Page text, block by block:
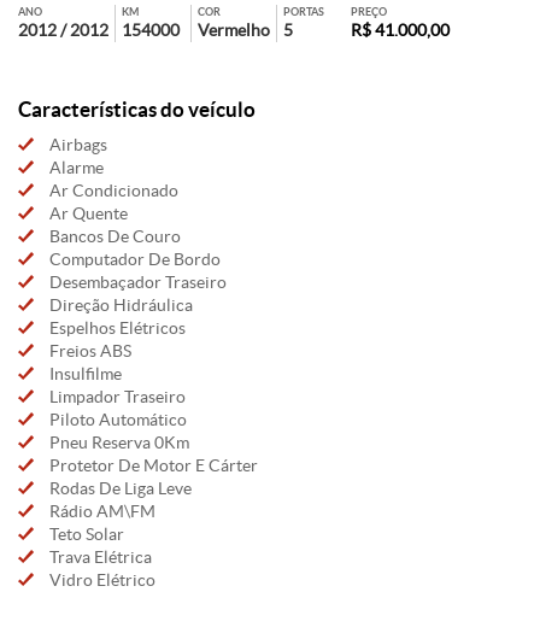
ANO
2012 / 2012
KM
154000
COR
Vermelho
PORTAS
5
PREÇO
R$ 41.000,00
Características do veículo
Airbags
Alarme
Ar Condicionado
Ar Quente
Bancos De Couro
Computador De Bordo
Desembaçador Traseiro
Direção Hidráulica
Espelhos Elétricos
Freios ABS
Insulfilme
Limpador Traseiro
Piloto Automático
Pneu Reserva 0Km
Protetor De Motor E Cárter
Rodas De Liga Leve
Rádio AM\FM
Teto Solar
Trava Elétrica
Vidro Elétrico